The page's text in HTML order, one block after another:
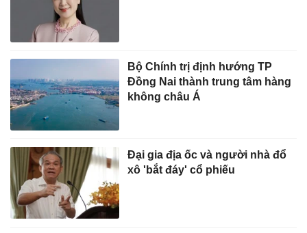
Bộ Chính trị định hướng TP
Đồng Nai thành trung tâm hàng
không châu Á
Đại gia địa ốc và người nhà đổ
xô 'bắt đáy' cổ phiếu